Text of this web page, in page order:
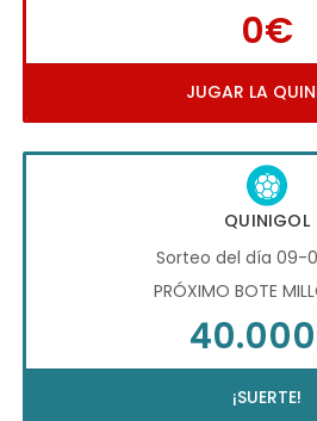
0€
JUGAR LA
QUINIGOL
Sorteo del día 09-
PRÓXIMO BOTE
¡SUERTE!